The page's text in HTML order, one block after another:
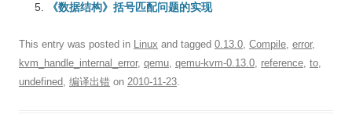
《数据结构》括号匹配问题的实现
This entry was posted in Linux and tagged 0.13.0, Compile, error,
kvm_handle_internal_error, qemu, qemu-kvm-0.13.0, reference, to,
undefined, 编译出错 on 2010-11-23.